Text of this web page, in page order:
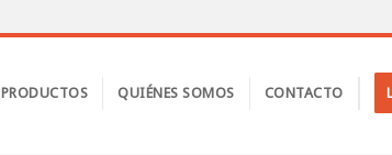
PRODUCTOS QUIÉNES SOMOS CONTACTO